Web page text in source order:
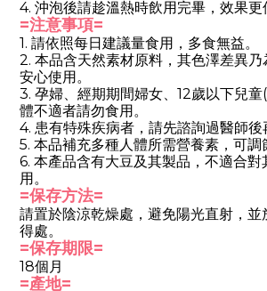
4. 沖泡後請趁溫熱時飲用完畢，效果更
=注意事項=
1. 請依照每日建議量食用，多食無益。
2. 本品含天然素材原料，其色澤差異
安心使用。
3. 孕婦、經期期間婦女、12歲以下兒
體不適者請勿食用。
4. 患有特殊疾病者，請先諮詢過醫師後
5. 本品補充多種人體所需營養素，可調
6. 本產品含有大豆及其製品，不適合對
用。
=保存方法=
請置於陰涼乾燥處，避免陽光直射，並
得處。
=保存期限=
18個月
=產地=